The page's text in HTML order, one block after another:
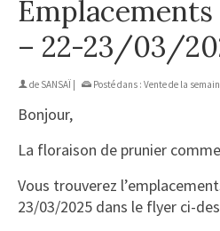
– 22-23/03/
de SANSAÏ Posté dans : Vente de la
Bonjour,
La floraison de prunier
Vous trouverez
23/03/2025 dans le flyer ci-